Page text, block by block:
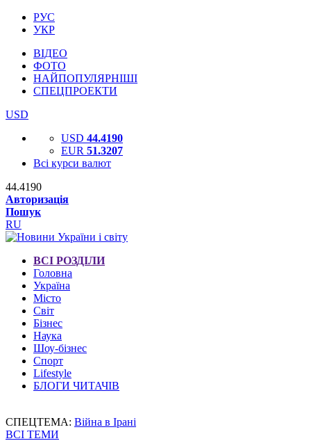
РУС
УКР
ВІДЕО
ФОТО
НАЙПОПУЛЯРНІШІ
СПЕЦПРОЕКТИ
USD
USD 44.4190
EUR 51.3207
Всі курси валют
44.4190
Авторизація
Пошук
RU
ВСІ РОЗДІЛИ
Головна
Україна
Місто
Світ
Бізнес
Наука
Шоу-бізнес
Спорт
Lifestyle
БЛОГИ ЧИТАЧІВ
СПЕЦТЕМА: Війна в Ірані
ВСІ ТЕМИ